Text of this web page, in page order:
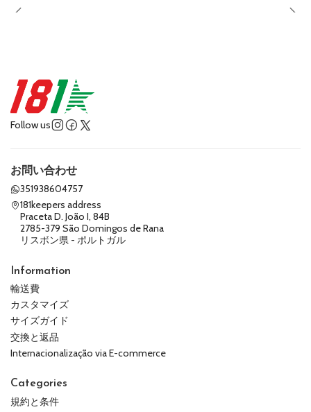
Follow us
お問い合わせ
351938604757
181keepers address
Praceta D. João I, 84B
2785-379 São Domingos de Rana
リスボン県 - ポルトガル
Information
輸送費
カスタマイズ
サイズガイド
交換と返品
Internacionalização via E-commerce
Categories
規約と条件